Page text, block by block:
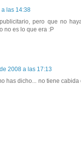
las 14:38
pero que no
no es lo que era :P
2008 a las 17:13
has dicho... no tiene